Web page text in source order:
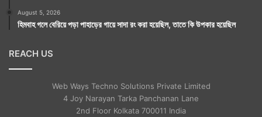
August 5, 2026
হিমবাহ গলে বেরিয়ে পড়া পাহাড়ের গায়ে সাদা রং করা হয়েছিল, তাতে কি উপকার হয়েছিল
REACH US
Web Ways Techno Solutions Private Limited
4 Joy Narayan Tarka Panchanan Lane
2nd Floor Kolkata 700011 India